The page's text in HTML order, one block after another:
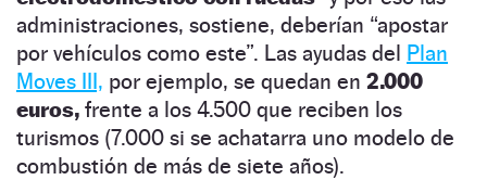
administraciones, sostiene, deberían “apostar
por vehículos como este”. Las ayudas del Plan
Moves III, por ejemplo, se quedan en 2.000
euros, frente a los 4.500 que reciben los
turismos (7.000 si se achatarra uno modelo de
combustión de más de siete años).